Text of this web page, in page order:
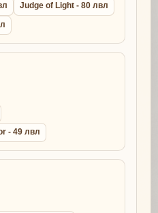
Judge of Light - 80 лвл
- 49 лвл